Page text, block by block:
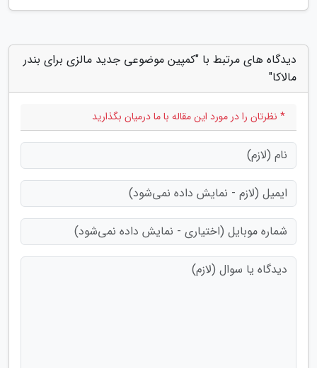
دیدگاه های مرتبط با "کمپین موضوعی جدید مالزی برای بندر
مالاکا"
* نظرتان را در مورد این مقاله با ما درمیان بگذارید